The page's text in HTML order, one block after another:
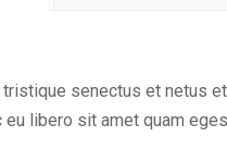
senectus et netus
eu libero sit amet quam